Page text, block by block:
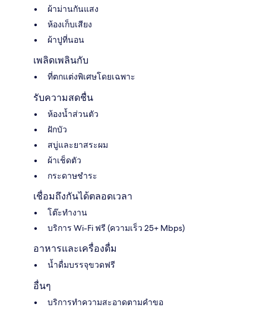
ผ้าม่านกันแสง
ห้องเก็บเสียง
ผ้าปูที่นอน
เพลิดเพลินกับ
ที่ตกแต่งพิเศษโดยเฉพาะ
รับความสดชื่น
ห้องน้ำส่วนตัว
ฝักบัว
สบู่และยาสระผม
ผ้าเช็ดตัว
กระดาษชำระ
เชื่อมถึงกันได้ตลอดเวลา
โต๊ะทำงาน
บริการ Wi-Fi ฟรี (ความเร็ว 25+ Mbps)
อาหารและเครื่องดื่ม
น้ำดื่มบรรจุขวดฟรี
อื่นๆ
บริการทำความสะอาดตามคำขอ